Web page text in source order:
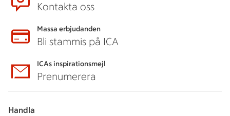
Kontakta oss
Massa erbjudanden
Bli stammis på ICA
ICAs inspirationsmejl
Prenumerera
Handla